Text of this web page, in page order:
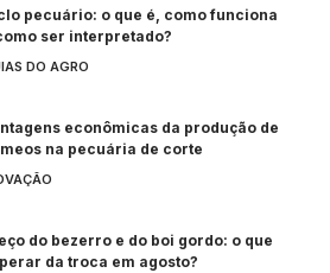
pecuário: o que é, como funciona
ser interpretado?
DO AGRO
econômicas da produção de
na pecuária de corte
do bezerro e do boi gordo: o que
da troca em agosto?